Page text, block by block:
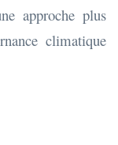
approche plus
climatique